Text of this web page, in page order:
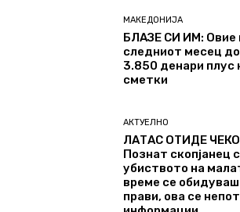
МАКЕДОНИЈА
БЛАЗЕ СИ ИМ: Oвие
следниот месец
3.850 денари плус
сметки
АКТУЕЛНО
ЛАТАС ОТИДЕ
Познат скопјанец
убиството на
време се
прави, ова се